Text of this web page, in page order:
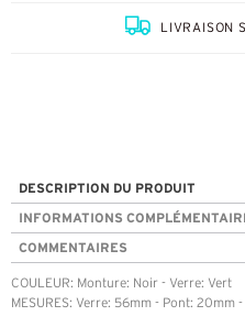
LIVRAISON
DESCRIPTION DU PRODUIT
INFORMATIONS
COMMENTAIRES
COULEUR: Monture: Noir - Verre: Vert
MESURES: Verre: 56mm - Pont: 20mm